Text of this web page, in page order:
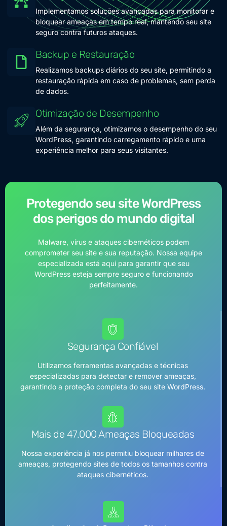
Implementamos soluções avançadas para monitorar e
bloquear ameaças em tempo real, mantendo seu site
seguro contra futuros ataques.
Backup e Restauração
Realizamos backups diários do seu site, permitindo a
restauração rápida em caso de problemas, sem perda
de dados.
Otimização de Desempenho
Além da segurança, otimizamos o desempenho do seu
WordPress, garantindo carregamento rápido e uma
experiência melhor para seus visitantes.
Protegendo seu site WordPress
dos perigos do mundo digital
Malware, vírus e ataques cibernéticos podem
comprometer seu site e sua reputação. Nossa equipe
especializada está aqui para garantir que seu
WordPress esteja sempre seguro e funcionando
perfeitamente.
Segurança Confiável
Utilizamos ferramentas avançadas e técnicas
especializadas para detectar e remover ameaças,
garantindo a proteção completa do seu site WordPress.
Mais de 47.000 Ameaças Bloqueadas
Nossa experiência já nos permitiu bloquear milhares de
ameaças, protegendo sites de todos os tamanhos contra
ataques cibernéticos.